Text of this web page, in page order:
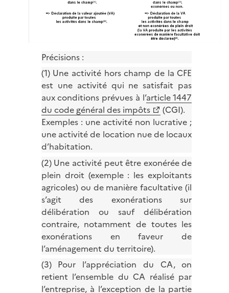
Précisions :
(1) Une activité hors champ de la CFE
est une activité qui ne satisfait pas
aux conditions prévues à l’article 1447
du code général des impôts
(CGI).
Exemples : une activité non lucrative ;
une activité de location nue de locaux
d’habitation.
(2) Une activité peut être exonérée de
plein droit (exemple : les exploitants
agricoles) ou de manière facultative (il
s’agit des exonérations sur
délibération ou sauf délibération
contraire, notamment de toutes les
exonérations en faveur de
l’aménagement du territoire).
(3) Pour l’appréciation du CA, on
retient l’ensemble du CA réalisé par
l’entreprise, à l’exception de la partie